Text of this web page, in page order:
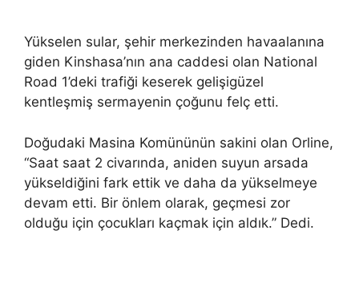
Yükselen sular, şehir merkezinden havaalanına
giden Kinshasa’nın ana caddesi olan National
Road 1’deki trafiği keserek gelişigüzel
kentleşmiş sermayenin çoğunu felç etti.
Doğudaki Masina Komününün sakini olan Orline,
“Saat saat 2 civarında, aniden suyun arsada
yükseldiğini fark ettik ve daha da yükselmeye
devam etti. Bir önlem olarak, geçmesi zor
olduğu için çocukları kaçmak için aldık.” Dedi.